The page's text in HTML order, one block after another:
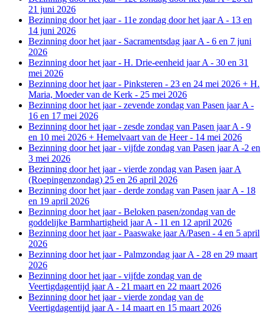
21 juni 2026
Bezinning door het jaar - 11e zondag door het jaar A - 13 en
14 juni 2026
Bezinning door het jaar - Sacramentsdag jaar A - 6 en 7 juni
2026
Bezinning door het jaar - H. Drie-eenheid jaar A - 30 en 31
mei 2026
Bezinning door het jaar - Pinksteren - 23 en 24 mei 2026 + H.
Maria, Moeder van de Kerk - 25 mei 2026
Bezinning door het jaar - zevende zondag van Pasen jaar A -
16 en 17 mei 2026
Bezinning door het jaar - zesde zondag van Pasen jaar A - 9
en 10 mei 2026 + Hemelvaart van de Heer - 14 mei 2026
Bezinning door het jaar - vijfde zondag van Pasen jaar A -2 en
3 mei 2026
Bezinning door het jaar - vierde zondag van Pasen jaar A
(Roepingenzondag) 25 en 26 april 2026
Bezinning door het jaar - derde zondag van Pasen jaar A - 18
en 19 april 2026
Bezinning door het jaar - Beloken pasen/zondag van de
goddelijke Barmhartigheid jaar A - 11 en 12 april 2026
Bezinning door het jaar - Paaswake jaar A/Pasen - 4 en 5 april
2026
Bezinning door het jaar - Palmzondag jaar A - 28 en 29 maart
2026
Bezinning door het jaar - vijfde zondag van de
Veertigdagentijd jaar A - 21 maart en 22 maart 2026
Bezinning door het jaar - vierde zondag van de
Veertigdagentijd jaar A - 14 maart en 15 maart 2026